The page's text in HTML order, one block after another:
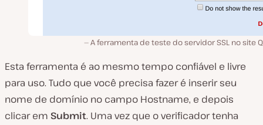
A ferramenta de teste do servidor SSL no site
Esta ferramenta é ao mesmo tempo confiável e livre
para uso. Tudo que você precisa fazer é inserir seu
nome de domínio no campo Hostname, e depois
clicar em Submit. Uma vez que o verificador tenha